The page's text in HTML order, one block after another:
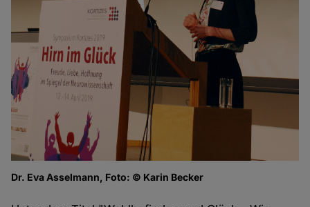
Dr. Eva Asselmann, Foto: © Karin Becker